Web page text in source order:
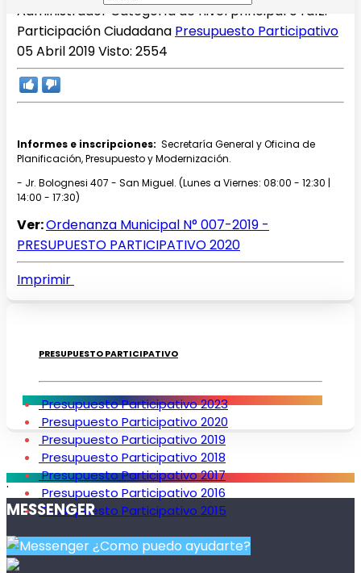
AdministradorCategoría de nivel principal o raíz:
Participación Ciudadana Presupuesto Participativo
05 Abril 2019Visto: 2554
Informes e inscripciones: Secretaría General y Oficina de
Planificación, Presupuesto y Modernización.
- Jr. Bolognesi 407 - San Miguel. (Lunes a Viernes: 08:00 - 12:30 |
14:00 - 17:30)
Ver:Ordenanza Municipal N° 007-2019 -
PRESUPUESTO PARTICIPATIVO 2020
Imprimir
PRESUPUESTO PARTICIPATIVO
Presupuesto Participativo 2023
Presupuesto Participativo 2020
Presupuesto Participativo 2019
Presupuesto Participativo 2018
Presupuesto Participativo 2017
Presupuesto Participativo 2016
Presupuesto Participativo 2015
.
MESSENGER
¿Como puedo ayudarte?